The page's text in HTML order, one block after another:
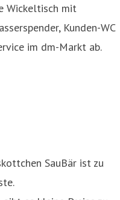
Wickeltisch mit
Kunden-WC
im dm-Markt ab.
SauBär ist zu